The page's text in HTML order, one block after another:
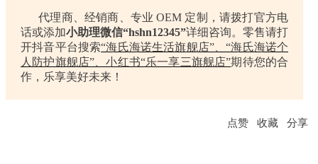
代理商、经销商、专业 OEM 定制，请拨打官方电
话或添加小助理微信“hshn12345”详细咨询。零售请打
开抖音平台搜索“海氏海诺生活旗舰店”、“海氏海诺个
人防护旗舰店”、小红书“乐一享三旗舰店”期待您的合
作，乐享美好未来！
点赞 收藏 分享